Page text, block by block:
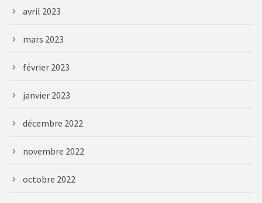
avril 2023
mars 2023
février 2023
janvier 2023
décembre 2022
novembre 2022
octobre 2022